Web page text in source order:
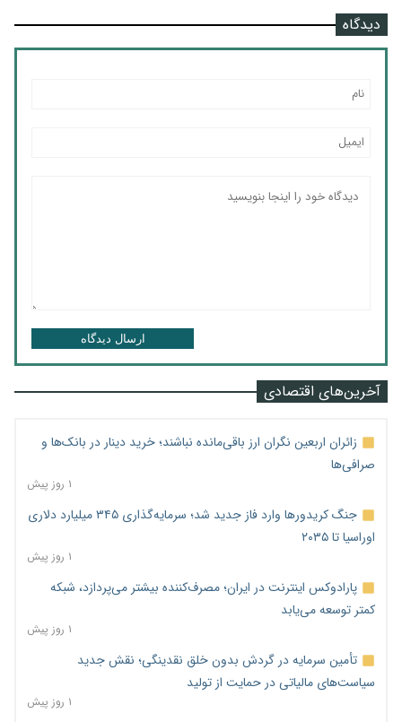
دیدگاه
ارسال دیدگاه
آخرین‌های اقتصادی
زائران اربعین نگران ارز باقی‌مانده نباشند؛ خرید دینار در بانک‌ها و
صرافی‌ها
۱ روز پیش
جنگ کریدورها وارد فاز جدید شد؛ سرمایه‌گذاری ۳۴۵ میلیارد دلاری
اوراسیا تا ۲۰۳۵
۱ روز پیش
پارادوکس اینترنت در ایران؛ مصرف‌کننده بیشتر می‌پردازد، شبکه
کمتر توسعه می‌یابد
۱ روز پیش
تأمین سرمایه در گردش بدون خلق نقدینگی؛ نقش جدید
سیاست‌های مالیاتی در حمایت از تولید
۱ روز پیش